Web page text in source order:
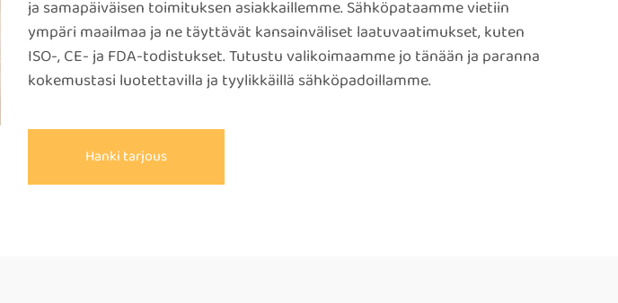
ja samapäiväisen toimituksen asiakkaillemme. Sähköpataamme vietiin
ympäri maailmaa ja ne täyttävät kansainväliset laatuvaatimukset, kuten
ISO-, CE- ja FDA-todistukset. Tutustu valikoimaamme jo tänään ja paranna
kokemustasi luotettavilla ja tyylikkäillä sähköpadoillamme.
Hanki tarjous